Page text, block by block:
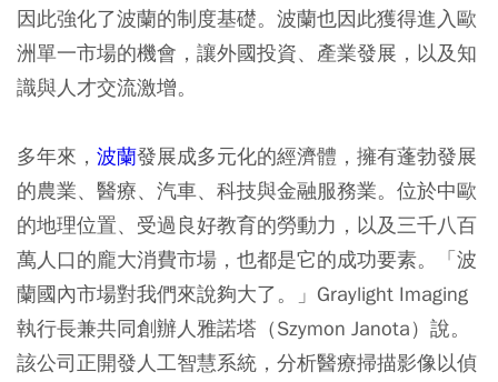
因此強化了波蘭的制度基礎。波蘭也因此獲得進入歐
洲單一市場的機會，讓外國投資、產業發展，以及知
識與人才交流激增。
多年來， 波蘭發展成多元化的經濟體，擁有蓬勃發展
的農業、醫療、汽車、科技與金融服務業。位於中歐
的地理位置、受過良好教育的勞動力，以及三千八百
萬人口的龐大消費市場，也都是它的成功要素。「波
蘭國內市場對我們來說夠大了。」Graylight Imaging
執行長兼共同創辦人雅諾塔（Szymon Janota）說。
該公司正開發人工智慧系統，分析醫療掃描影像以偵